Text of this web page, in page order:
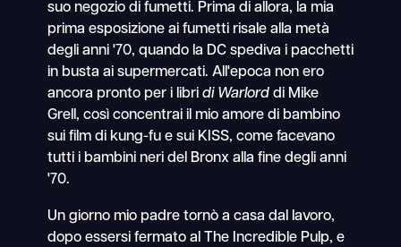
suo negozio di fumetti. Prima di allora, la mia
prima esposizione ai fumetti risale alla metà
degli anni '70, quando la DC spediva i pacchetti
in busta ai supermercati. All'epoca non ero
ancora pronto per i libri di Warlorddi Mike
Grell, così concentrai il mio amore di bambino
sui film di kung-fu e sui KISS, come facevano
tutti i bambini neri del Bronx alla fine degli anni
'70.
Un giorno mio padre tornò a casa dal lavoro,
dopo essersi fermato al The Incredible Pulp, e